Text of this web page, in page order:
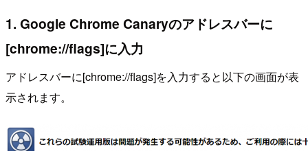
1. Google Chrome Canaryのアドレスバーに
[chrome://flags]に入力
アドレスバーに[chrome://flags]を入力すると以下の画面が表
示されます。